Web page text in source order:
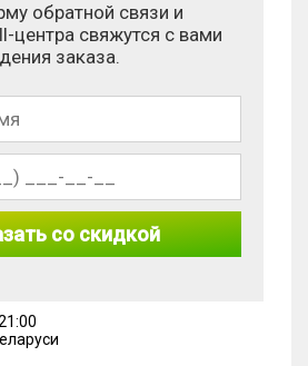
обратной связи и
центра свяжутся с вами
заказа.
со скидкой